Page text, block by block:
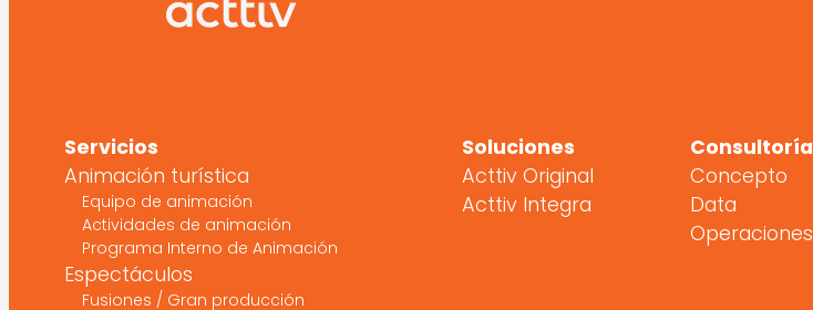
Servicios
Animación turística
Equipo de animación
Actividades de animación
Programa Interno de Animación
Espectáculos
Fusiones / Gran producción
Soluciones
Acttiv Original
Acttiv Integra
Consultoría
Concepto
Data
Operaciones